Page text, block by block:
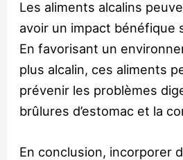
Les aliments alcalins
avoir un impact bénéfique
En favorisant un
plus alcalin, ces aliments
prévenir les problèmes
brûlures d’estomac et la
En conclusion, incorporer